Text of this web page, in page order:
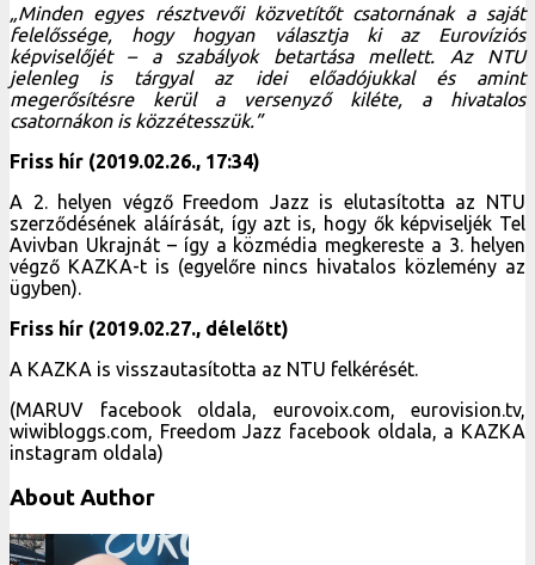
„Minden egyes résztvevői közvetítőt csatornának a saját
felelőssége, hogy hogyan választja ki az Eurovíziós
képviselőjét – a szabályok betartása mellett. Az NTU
jelenleg is tárgyal az idei előadójukkal és amint
megerősítésre kerül a versenyző kiléte, a hivatalos
csatornákon is közzétesszük.”
Friss hír (2019.02.26., 17:34)
A 2. helyen végző Freedom Jazz is elutasította az NTU
szerződésének aláírását, így azt is, hogy ők képviseljék Tel
Avivban Ukrajnát – így a közmédia megkereste a 3. helyen
végző KAZKA-t is (egyelőre nincs hivatalos közlemény az
ügyben).
Friss hír (2019.02.27., délelőtt)
A KAZKA is visszautasította az NTU felkérését.
(MARUV facebook oldala, eurovoix.com, eurovision.tv,
wiwibloggs.com, Freedom Jazz facebook oldala, a KAZKA
instagram oldala)
About Author